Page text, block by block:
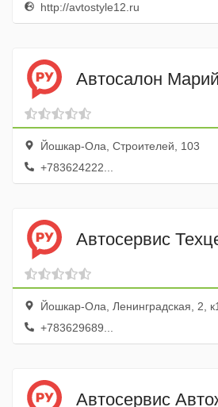
http://avtostyle12.ru
Автосалон
Йошкар-Ола, Строителей, 103
+783624222...
Автосервис
Йошкар-Ола, Ленинградская, 2, к1
+783629689...
Автосервис